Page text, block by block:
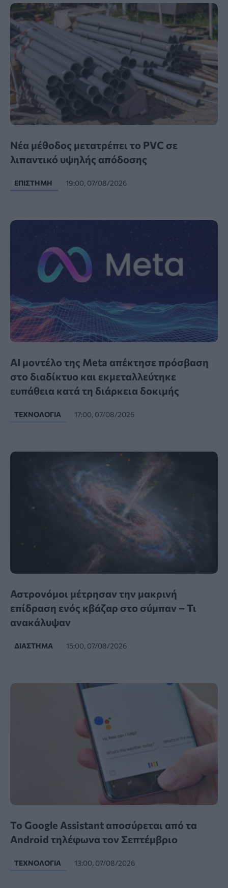
Νέα μέθοδος μετατρέπει το PVC σε
λιπαντικό υψηλής απόδοσης
ΕΠΙΣΤΉΜΗ 19:00, 07/08/2026
AI μοντέλο της Meta απέκτησε πρόσβαση
στο διαδίκτυο και εκμεταλλεύτηκε
ευπάθεια κατά τη διάρκεια δοκιμής
ΤΕΧΝΟΛΟΓΊΑ 17:00, 07/08/2026
Αστρονόμοι μέτρησαν την μακρινή
επίδραση ενός κβάζαρ στο σύμπαν – Τι
ανακάλυψαν
ΔΙΆΣΤΗΜΑ 15:00, 07/08/2026
Το Google Assistant αποσύρεται από τα
Android τηλέφωνα τον Σεπτέμβριο
ΤΕΧΝΟΛΟΓΊΑ 13:00, 07/08/2026